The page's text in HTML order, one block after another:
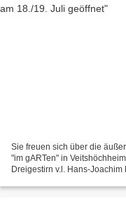
Sie freuen sich über die
"im gARTen" in
Dreigestirn v.l. Hans-